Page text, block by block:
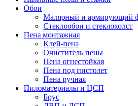
Обои
Малярный и армирующий
Стеклообои и стеклохолст
Пена монтажная
Клей-пена
Очиститель пены
Пена огнестойкая
Пена под пистолет
Пена ручная
Пиломатериалы и ЦСП
Брус